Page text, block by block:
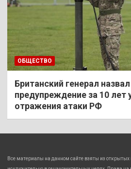
ОБЩЕСТВО
Британский генерал назвал
предупреждение за 10 лет
отражения атаки РФ
Все материалы на данном сайте взяты из открытых